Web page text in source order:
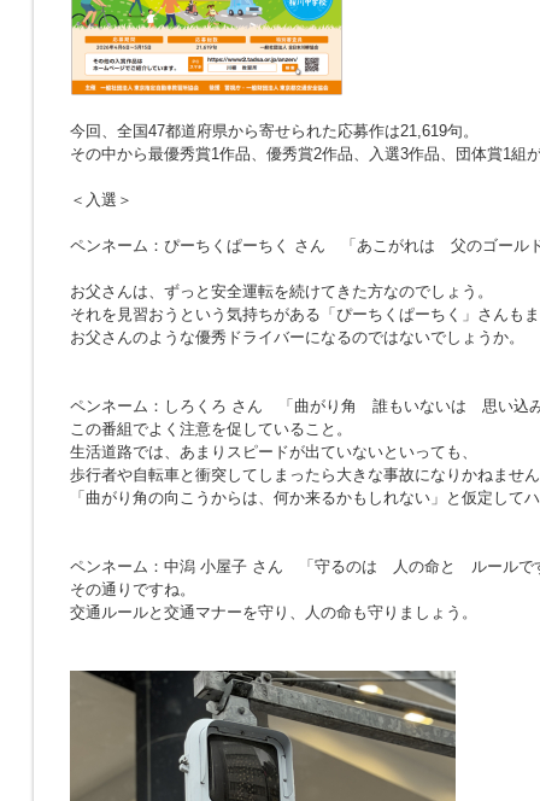
今回、全国47都道府県から寄せられた応募作は21,619句。
その中から最優秀賞1作品、優秀賞2作品、入選3作品、団体賞1組
＜入選＞
ペンネーム：ぴーちくぱーちく さん 「あこがれは 父のゴール
お父さんは、ずっと安全運転を続けてきた方なのでしょう。
それを見習おうという気持ちがある「ぴーちくぱーちく」さんも
お父さんのような優秀ドライバーになるのではないでしょうか。
ペンネーム：しろくろ さん
「曲がり角 誰もいないは 思い込
この番組でよく注意を促していること。
生活道路では、あまりスピードが出ていないといっても、
歩行者や自転車と衝突してしまったら大きな事故になりかねませ
「曲がり角の向こうからは、何か来るかもしれない」と仮定して
ペンネーム：中潟 小屋子 さん 「 守るのは 人の命と ルールで
その通りですね。
交通ルールと交通マナーを守り、人の命も守りましょう。